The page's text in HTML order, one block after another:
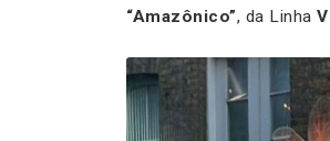
“Amazônico”, da Linha